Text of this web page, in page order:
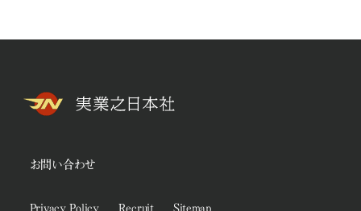
お問い合わせ
Privacy Policy Recruit Sitemap